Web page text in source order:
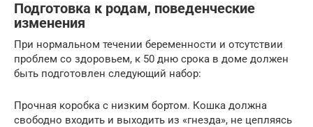
Подготовка к родам, поведенческие
изменения
При нормальном течении беременности и отсутствии
проблем со здоровьем, к 50 дню срока в доме должен
быть подготовлен следующий набор:
Прочная коробка с низким бортом. Кошка должна
свободно входить и выходить из «гнезда», не цепляясь